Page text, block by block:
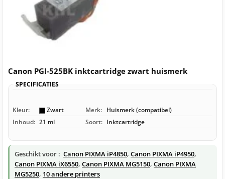
Canon PGI-525BK inktcartridge zwart huismerk
SPECIFICATIES
Kleur: Zwart Merk: Huismerk (compatibel)
Inhoud: 21 ml Soort: Inktcartridge
Geschikt voor : Canon PIXMA iP4850, Canon PIXMA iP4950,
Canon PIXMA iX6550, Canon PIXMA MG5150, Canon PIXMA
MG5250, 10 andere printers